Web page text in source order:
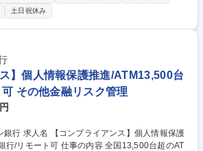
案及び検証 ■PD、LGD等の信用リスクパラメ
信用供与等規制対応 ■与信に関連するシステム
理 ■その他信用リスク管理業務全般に関する事
職種 ★業務未経験歓迎【信
括部)】/在宅勤務制度あり
土日祝休み
】個人情報保護推進/ATM13,500台
その他金融リスク管理
人情報保護
内容 全国13,500台超のAT